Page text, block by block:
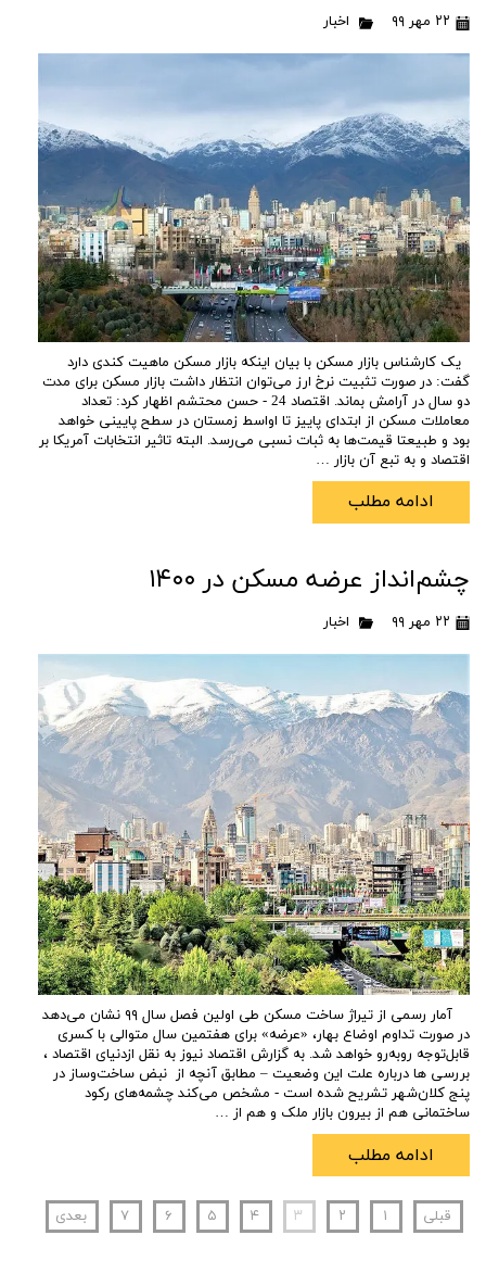
۲۲ مهر ۹۹ اخبار
یک کارشناس بازار مسکن با بیان اینکه بازار مسکن ماهیت کندی دارد
گفت: در صورت تثبیت نرخ ارز می‌توان انتظار داشت بازار مسکن برای مدت
دو سال در آرامش بماند. اقتصاد 24 - حسن محتشم اظهار کرد: تعداد
معاملات مسکن از ابتدای پاییز تا اواسط زمستان در سطح پایینی خواهد
بود و طبیعتا قیمت‌ها به ثبات نسبی می‌رسد. البته تاثیر انتخابات آمریکا بر
اقتصاد و به تبع آن بازار …
ادامه مطلب
چشم‌انداز عرضه مسکن در ۱۴۰۰
۲۲ مهر ۹۹ اخبار
آمار رسمی از تیراژ ساخت مسکن طی اولین فصل سال ۹۹ نشان می‌دهد
در صورت تداوم اوضاع بهار، «عرضه» برای هفتمین سال متوالی با کسری
قابل‌توجه روبه‌رو خواهد شد. به گزارش اقتصاد نیوز به نقل ازدنیای اقتصاد ،
بررسی ها درباره علت این وضعیت – مطابق آنچه از نبض ساخت‌وساز در
پنج کلان‌شهر تشریح شده است - مشخص می‌کند چشمه‌های رکود
ساختمانی هم از بیرون بازار ملک و هم از …
ادامه مطلب
قبلی ۱ ۲ ۳ ۴ ۵ ۶ ۷ بعدی